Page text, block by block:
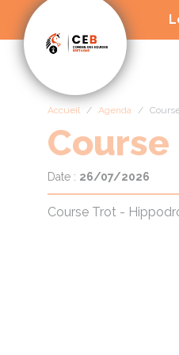
Accueil Agenda
Course
Date : 26/07/2026
Course Trot -
Panneau de gestion des